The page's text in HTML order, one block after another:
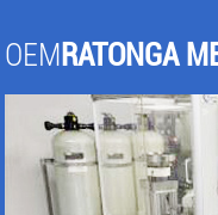
OEM RATONGA